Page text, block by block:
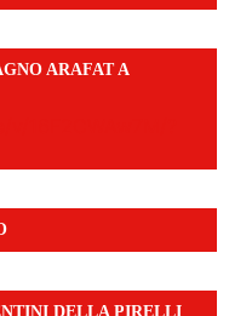
ARAFAT A
DELLA PIRELLI